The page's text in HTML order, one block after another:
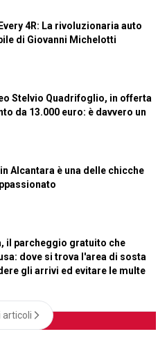
4R: La rivoluzionaria auto
di Giovanni Michelotti
Stelvio Quadrifoglio, in offerta
da 13.000 euro: è davvero un
in Alcantara è una delle chicche
il parcheggio gratuito che
dove si trova l'area di sosta
gli arrivi ed evitare le multe
articoli